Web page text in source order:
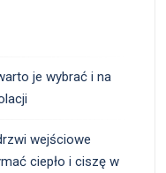
je wybrać i na
wejściowe
ciepło i ciszę w